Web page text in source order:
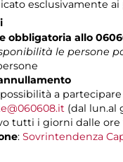
esclusivamente ai
obbligatoria allo
le persone
a
(dal lun.al
tutti i giorni dalle ore
: Sovrintendenza